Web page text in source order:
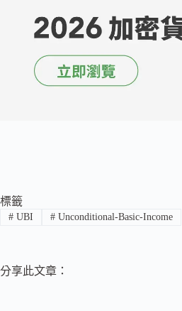
標籤
#UBI #Unconditional-Basic-Income
分享此文章：